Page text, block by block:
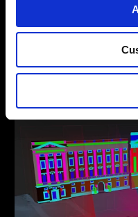
Planifica, configura y
proyectores con
Ver más